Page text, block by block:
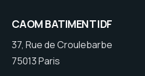
CAOM BATIMENT IDF
37, Rue de Croulebarbe
75013 Paris